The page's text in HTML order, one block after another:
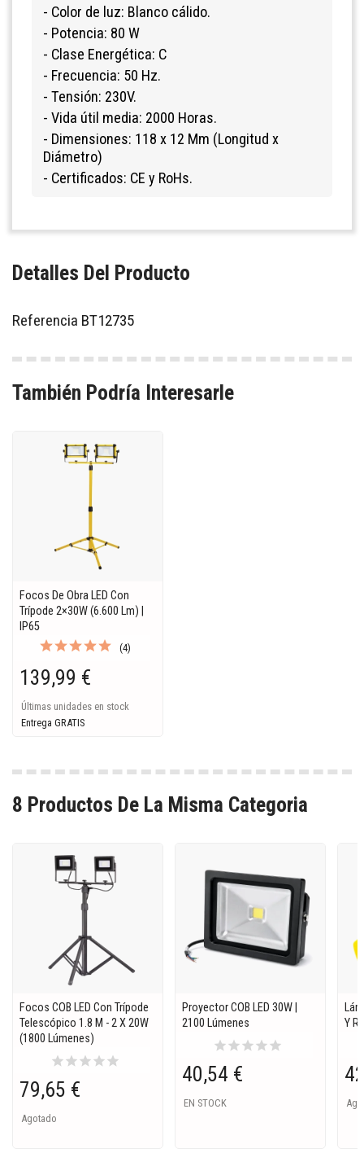
- Color de luz: Blanco cálido.
- Potencia: 80 W
- Clase Energética: C
- Frecuencia: 50 Hz.
- Tensión: 230V.
- Vida útil media: 2000 Horas.
- Dimensiones: 118 x 12 Mm (Longitud x
Diámetro)
- Certificados: CE y RoHs.
Detalles Del Producto
Referencia BT12735
También Podría Interesarle
Focos De Obra LED Con
Trípode 2×30W (6.600 Lm) |
IP65
(4)
139,99 €
Últimas unidades en stock
Entrega GRATIS
8 Productos De La Misma Categoria
Focos COB LED Con Trípode
Telescópico 1.8 M - 2 X 20W
(1800 Lúmenes)
starstarstarstarstar
79,65 €
Agotado
Proyector COB LED 30W |
2100 Lúmenes
starstarstarstarstar
40,54 €
EN STOCK
Y